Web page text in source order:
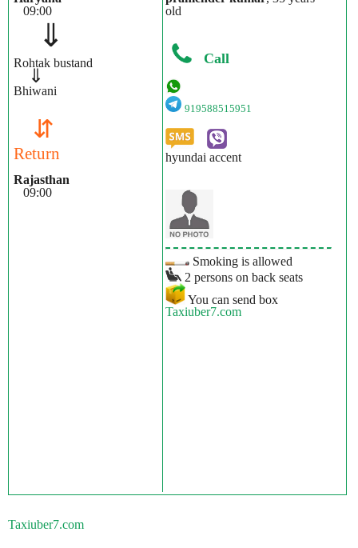
09:00
⇓
Rohtak bustand
⇓
Bhiwani
⇵
Return
Rajasthan
09:00
old
Call
919588515951
hyundai accent
Smoking is allowed
2 persons on back seats
You can send box
Taxiuber7.com
Taxiuber7.com